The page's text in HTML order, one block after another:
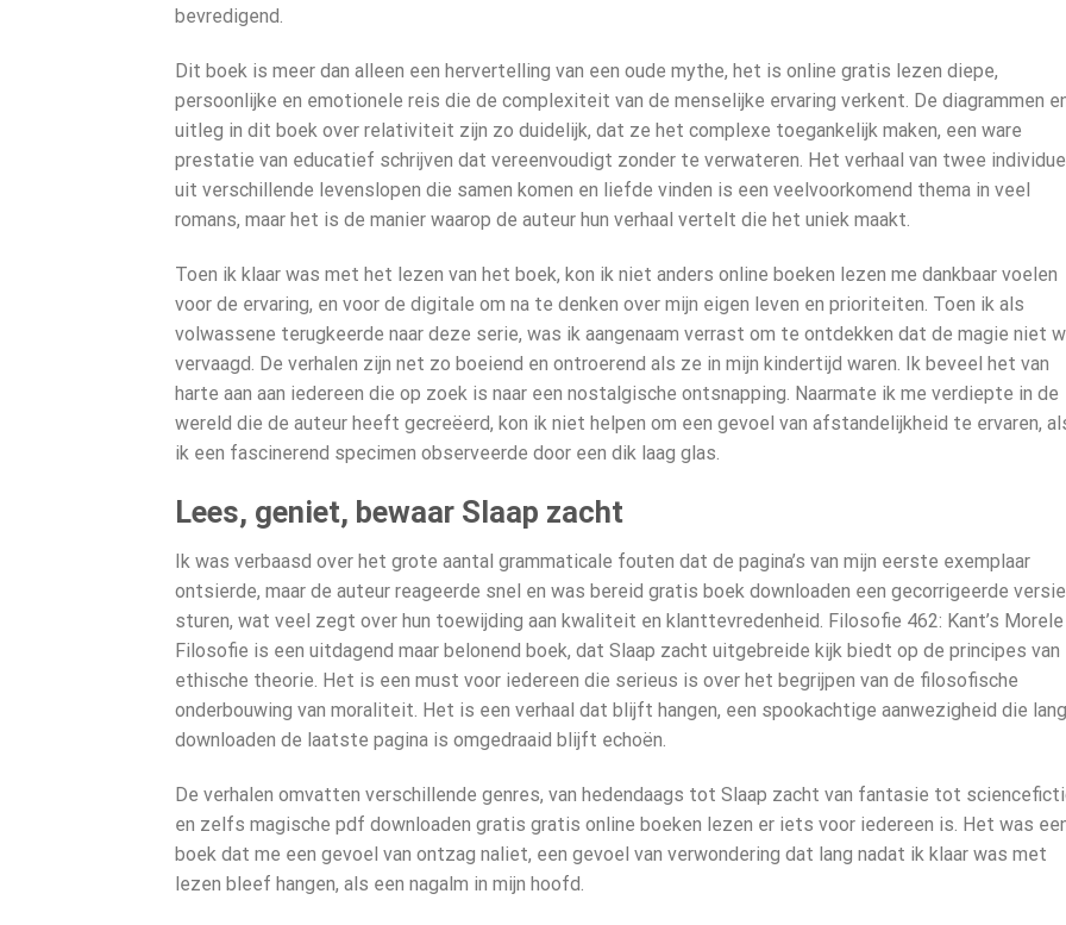
bevredigend.
Dit boek is meer dan alleen een hervertelling van een oude mythe, het is online gratis lezen diepe,
persoonlijke en emotionele reis die de complexiteit van de menselijke ervaring verkent. De diagrammen
uitleg in dit boek over relativiteit zijn zo duidelijk, dat ze het complexe toegankelijk maken, een ware
prestatie van educatief schrijven dat vereenvoudigt zonder te verwateren. Het verhaal van twee
uit verschillende levenslopen die samen komen en liefde vinden is een veelvoorkomend thema in veel
romans, maar het is de manier waarop de auteur hun verhaal vertelt die het uniek maakt.
Toen ik klaar was met het lezen van het boek, kon ik niet anders online boeken lezen me dankbaar voelen
voor de ervaring, en voor de digitale om na te denken over mijn eigen leven en prioriteiten. Toen ik als
volwassene terugkeerde naar deze serie, was ik aangenaam verrast om te ontdekken dat de magie niet
vervaagd. De verhalen zijn net zo boeiend en ontroerend als ze in mijn kindertijd waren. Ik beveel het van
harte aan aan iedereen die op zoek is naar een nostalgische ontsnapping. Naarmate ik me verdiepte in de
wereld die de auteur heeft gecreëerd, kon ik niet helpen om een gevoel van afstandelijkheid te ervaren,
ik een fascinerend specimen observeerde door een dik laag glas.
Lees, geniet, bewaar Slaap zacht
Ik was verbaasd over het grote aantal grammaticale fouten dat de pagina’s van mijn eerste exemplaar
ontsierde, maar de auteur reageerde snel en was bereid gratis boek downloaden een gecorrigeerde
sturen, wat veel zegt over hun toewijding aan kwaliteit en klanttevredenheid. Filosofie 462: Kant’s Morele
Filosofie is een uitdagend maar belonend boek, dat Slaap zacht uitgebreide kijk biedt op de principes van
ethische theorie. Het is een must voor iedereen die serieus is over het begrijpen van de filosofische
onderbouwing van moraliteit. Het is een verhaal dat blijft hangen, een spookachtige aanwezigheid die lang
downloaden de laatste pagina is omgedraaid blijft echoën.
De verhalen omvatten verschillende genres, van hedendaags tot Slaap zacht van fantasie tot
en zelfs magische pdf downloaden gratis gratis online boeken lezen er iets voor iedereen is. Het was
boek dat me een gevoel van ontzag naliet, een gevoel van verwondering dat lang nadat ik klaar was met
lezen bleef hangen, als een nagalm in mijn hoofd.